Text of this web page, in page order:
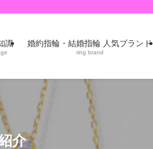
識 婚約指輪・結婚指輪 人気ブランド
ring brand
介